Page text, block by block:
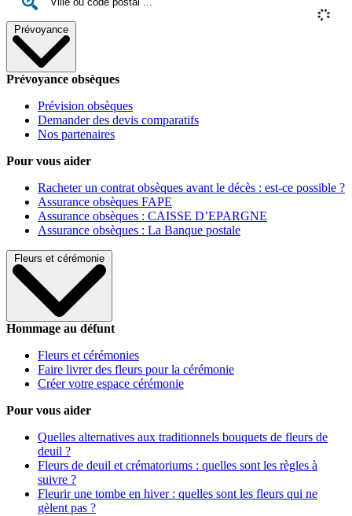
Prévoyance
Prévoyance obsèques
Prévision obsèques
Demander des devis comparatifs
Nos partenaires
Pour vous aider
Racheter un contrat obsèques avant le décès : est-ce possible ?
Assurance obsèques FAPE
Assurance obsèques : CAISSE D’EPARGNE
Assurance obsèques : La Banque postale
Fleurs et cérémonie
Hommage au défunt
Fleurs et cérémonies
Faire livrer des fleurs pour la cérémonie
Créer votre espace cérémonie
Pour vous aider
Quelles alternatives aux traditionnels bouquets de fleurs de
deuil ?
Fleurs de deuil et crématoriums : quelles sont les règles à
suivre ?
Fleurir une tombe en hiver : quelles sont les fleurs qui ne
gèlent pas ?